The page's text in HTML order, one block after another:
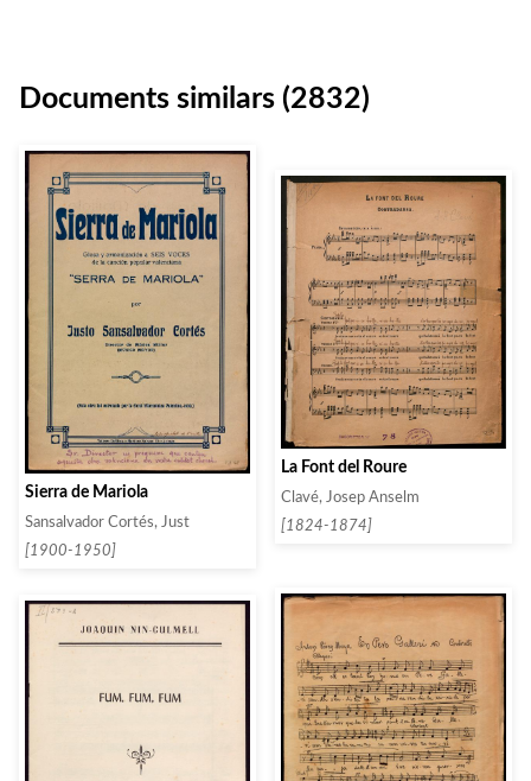
Documents similars (2832)
Sierra de Mariola
Sansalvador Cortés, Just
[1900-1950]
La Font del Roure
Clavé, Josep Anselm
[1824-1874]